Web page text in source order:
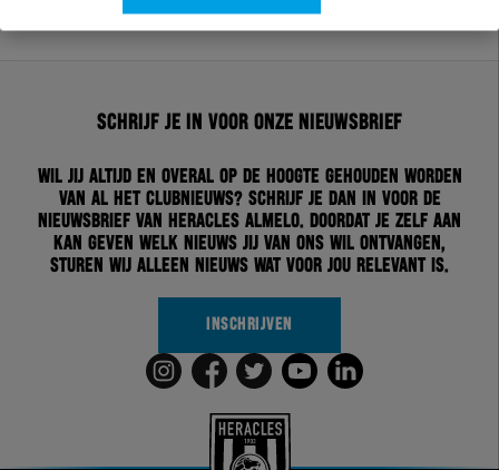
Schrijf je in voor onze nieuwsbrief
Wil jij altijd en overal op de hoogte gehouden worden
van al het clubnieuws? Schrijf je dan in voor de
nieuwsbrief van Heracles Almelo. Doordat je zelf aan
kan geven welk nieuws jij van ons wil ontvangen,
sturen wij alleen nieuws wat voor jou relevant is.
INSCHRIJVEN